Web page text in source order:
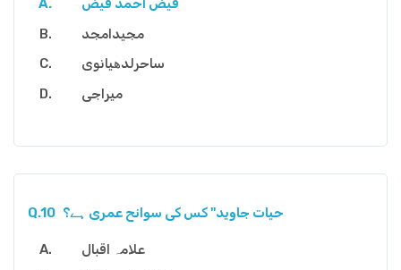
فیض احمد فیض
مجیدامجد
ساحرلدھیانوی
میراجی
Q.10 حیات جاوید" کس کی سوانح عمری ہے؟
علامہ اقبال